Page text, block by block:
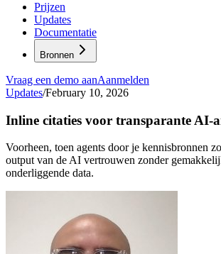
Prijzen
Updates
Documentatie
Bronnen
Vraag een demo aanAanmelden
Updates/February 10, 2026
Inline citaties voor transparante AI-
Voorheen, toen agents door je kennisbronnen
output van de AI vertrouwen zonder
onderliggende data.